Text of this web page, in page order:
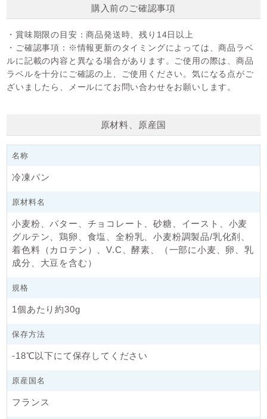
焼成の目安
焼成：190℃ / 約16～18分
※オーブンの機種等の違いにより焼き上がり時間・焼き上が
※天板に並べる際に隙間なく並べると、火の通りが悪くなり
余裕をもたせて並べてください。
大変お手数ですが商品が到着しましたら、冷凍状態の確認を
お願いします。
冷凍生地は、本来カチカチのものではございますが、配送の
す。
なるものもございます。
お手元に届いた際は、指で軽く押して生地の状態を確認して
つぶれたり、ブヨブヨしておらず、少し強めに押して生地が
ございません。
されていそうな状態でしたら、配送中のトラブル等が考えら
購入前のご確認事項
・賞味期限の目安：商品発送時、残り14日以上
・ご確認事項： ※情報更新のタイミングによっては、商品ラベ
ルに記載の内容と異なる場合があります。ご使用の際は、商品
ラベルを十分にご確認の上、ご使用ください。気になる点がご
ざいましたら、メールにてお問い合わせをお願いします。
原材料、原産国
名称
冷凍パン
原材料名
小麦粉、バター、チョコレート、砂糖、イースト、小麦
グルテン、鶏卵、食塩、全粉乳、小麦粉調製品/乳化剤、
着色料（カロテン）、V.C、酵素、（一部に小麦、卵、乳
成分、大豆を含む）
規格
1個あたり約30g
保存方法
-18℃以下にて保存してください
原産国名
フランス